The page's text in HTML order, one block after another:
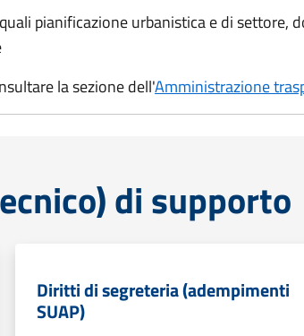
pianificazione urbanistica e di settore,
la sezione dell'Amministrazione
di supporto
Diritti di segreteria (adempimenti
SUAP)